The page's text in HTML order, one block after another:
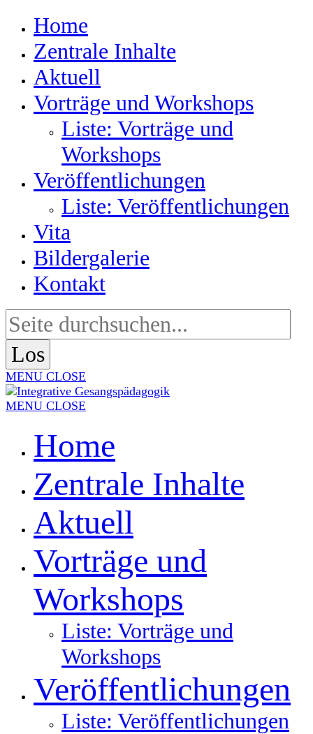
Home
Zentrale Inhalte
Aktuell
Vorträge und Workshops
Liste: Vorträge und
Workshops
Veröffentlichungen
Liste: Veröffentlichungen
Vita
Bildergalerie
Kontakt
MENU CLOSE
MENU CLOSE
Home
Zentrale Inhalte
Aktuell
Vorträge und
Workshops
Liste: Vorträge und
Workshops
Veröffentlichungen
Liste: Veröffentlichungen